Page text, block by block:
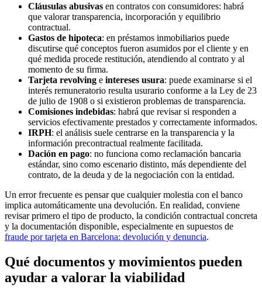
Cláusulas abusivas en contratos con consumidores: habrá
que valorar transparencia, incorporación y equilibrio
contractual.
Gastos de hipoteca: en préstamos inmobiliarios puede
discutirse qué conceptos fueron asumidos por el cliente y en
qué medida procede restitución, atendiendo al contrato y al
momento de su firma.
Tarjeta revolving e intereses usura: puede examinarse si el
interés remuneratorio resulta usurario conforme a la Ley de 23
de julio de 1908 o si existieron problemas de transparencia.
Comisiones indebidas: habrá que revisar si responden a
servicios efectivamente prestados y correctamente informados.
IRPH: el análisis suele centrarse en la transparencia y la
información precontractual realmente facilitada.
Dación en pago: no funciona como reclamación bancaria
estándar, sino como escenario distinto, más dependiente del
contrato, de la deuda y de la negociación con la entidad.
Un error frecuente es pensar que cualquier molestia con el banco
implica automáticamente una devolución. En realidad, conviene
revisar primero el tipo de producto, la condición contractual concreta
y la documentación disponible, especialmente en supuestos de
fraude por tarjeta en Barcelona: devolución y denuncia.
Qué documentos y movimientos pueden
ayudar a valorar la viabilidad